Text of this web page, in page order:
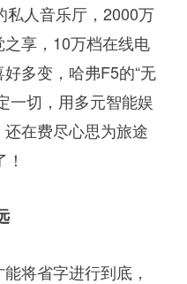
私人音乐厅，2000万
享，10万档在线电
多变，哈弗F5的“无
一切，用多元智能娱
在费尽心思为旅途
将省字进行到底，